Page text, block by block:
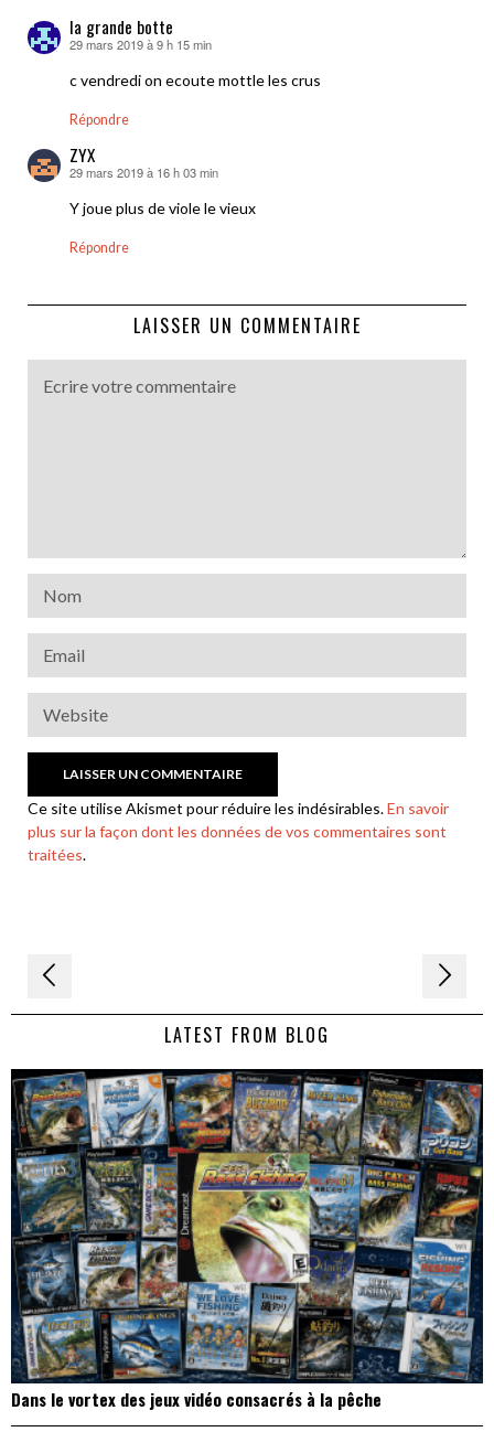
la grande botte
dit :
29 mars 2019 à 9 h 15 min
c vendredi on ecoute mottle les crus
Répondre
ZYX
dit :
29 mars 2019 à 16 h 03 min
Y joue plus de viole le vieux
Répondre
LAISSER UN COMMENTAIRE
Ce site utilise Akismet pour réduire les indésirables.En savoir
plus sur la façon dont les données de vos commentaires sont
traitées.
Navigation
de LATEST FROM BLOG
Dans le vortex des jeux vidéo consacrés à la pêche